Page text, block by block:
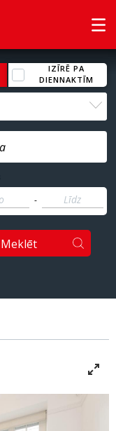
IZĪRĒ PA
DIENNAKTĪM
-
Meklēt